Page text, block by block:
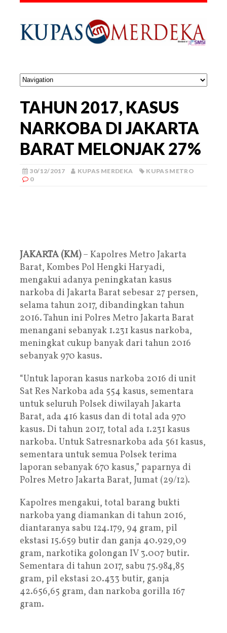
TAHUN 2017, KASUS
NARKOBA DI JAKARTA
BARAT MELONJAK 27%
30/12/2017 KUPAS MERDEKA
KUPAS METRO
0
JAKARTA (KM)– Kapolres Metro Jakarta
Barat, Kombes Pol Hengki Haryadi,
mengakui adanya peningkatan kasus
narkoba di Jakarta Barat sebesar 27 persen,
selama tahun 2017, dibandingkan tahun
2016. Tahun ini Polres Metro Jakarta Barat
menangani sebanyak 1.231 kasus narkoba,
meningkat cukup banyak dari tahun 2016
sebanyak 970 kasus.
“Untuk laporan kasus narkoba 2016 di unit
Sat Res Narkoba ada 554 kasus, sementara
untuk seluruh Polsek diwilayah Jakarta
Barat, ada 416 kasus dan di total ada 970
kasus. Di tahun 2017, total ada 1.231 kasus
narkoba. Untuk Satresnarkoba ada 561 kasus,
sementara untuk semua Polsek terima
laporan sebanyak 670 kasus,” paparnya di
Polres Metro Jakarta Barat, Jumat (29/12).
Kapolres mengakui, total barang bukti
narkoba yang diamankan di tahun 2016,
diantaranya sabu 124.179, 94 gram, pil
ekstasi 15.659 butir dan ganja 40.929,09
gram, narkotika golongan IV 3.007 butir.
Sementara di tahun 2017, sabu 75.984,85
gram, pil ekstasi 20.433 butir, ganja
42.656,65 gram, dan narkoba gorilla 167
gram.